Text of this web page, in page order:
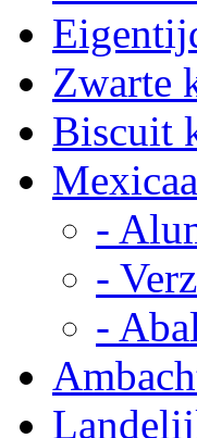
Zwarte
Biscuit
-
-
-